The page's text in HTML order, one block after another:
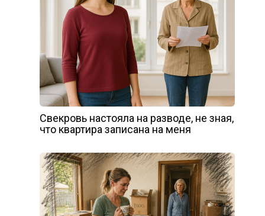
Свекровь настояла на разводе, не зная,
что квартира записана на меня